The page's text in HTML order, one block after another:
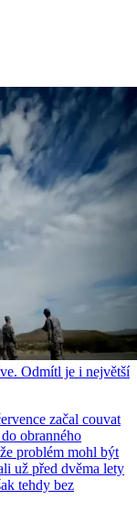
Odmítl je i největší
začal couvat
obranného
problém mohl být
už před dvěma lety
tehdy bez